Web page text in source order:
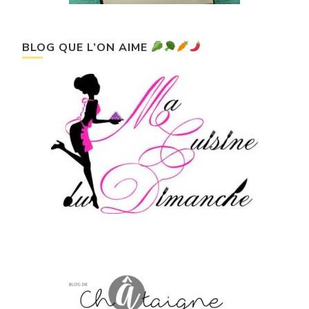
BLOG QUE L’ON AIME